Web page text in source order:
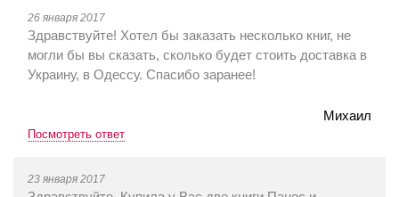
26 января 2017
Здравствуйте! Хотел бы заказать несколько книг, не
могли бы вы сказать, сколько будет стоить доставка в
Украину, в Одессу. Спасибо заранее!
Михаил
Посмотреть ответ
23 января 2017